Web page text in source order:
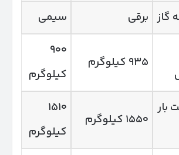
گاز برقی
سیمی
۹۳۵ کیلوگرم
۹۰۰
کیلوگرم
بار
۱۵۵۰ کیلوگرم
۱۵۱۰
کیلوگرم